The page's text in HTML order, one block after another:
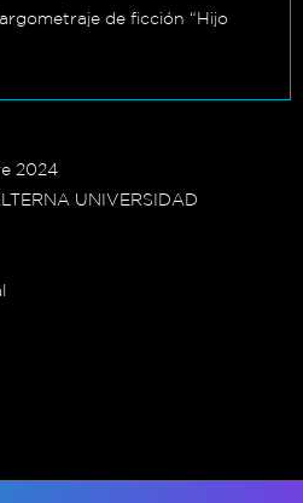
de ficción “Hijo
2024
UNIVERSIDAD